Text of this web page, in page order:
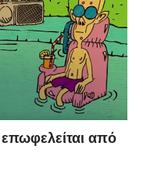
επωφελείται από